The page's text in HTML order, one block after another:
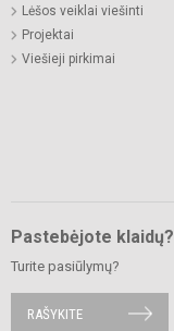
Lėšos veiklai viešinti
Projektai
Viešieji pirkimai
Pastebėjote klaidų?
Turite pasiūlymų?
RAŠYKITE